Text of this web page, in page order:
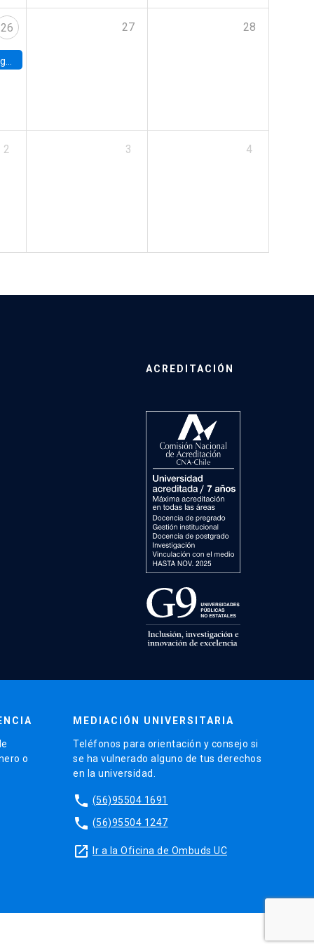
26 27 28
2 3 4
ACREDITACIÓN
o
MEDIACIÓN UNIVERSITARIA
Teléfonos para orientación y consejo si
se ha vulnerado alguno de tus derechos
en la universidad.
phone (56)95504 1691
phone (56)95504 1247
launch Ir a la Oficina de Ombuds UC